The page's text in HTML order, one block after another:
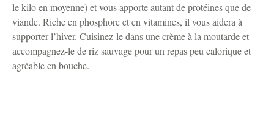
le kilo en moyenne) et vous apporte autant de protéines que de
viande. Riche en phosphore et en vitamines, il vous aidera à
supporter l’hiver. Cuisinez-le dans une crème à la moutarde et
accompagnez-le de riz sauvage pour un repas peu calorique et
agréable en bouche.